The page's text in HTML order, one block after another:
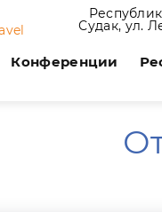
Судак, ул.
Конференции